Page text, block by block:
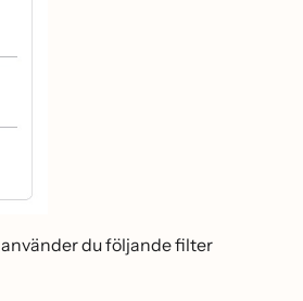
använder du följande filter